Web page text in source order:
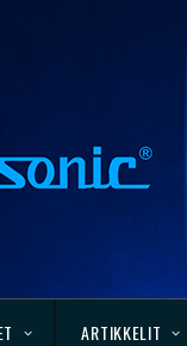
ARTIKKELIT